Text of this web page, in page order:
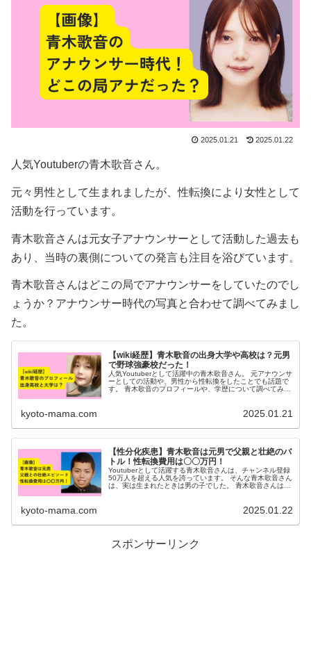
2025.01.21 2025.01.22
人気Youtuberの青木歌音さん。
元々男性として生まれましたが、性転換により女性として
活動を行っています。
青木歌音さんは元女子アナウンサーとして活動した過去も
あり、当時の裏側についての発言も注目を浴びています。
青木歌音さんはどこの局でアナウンサーをしていたのでし
ょうか？アナウンサー時代の写真と合わせて調べてみまし
た。
【wiki経歴】青木歌音の出身大学や高校は？元男
で野球強豪校だった！
人気Youtuberとして活躍中の青木歌音さん。 元アナウンサ
ーとしての活動や、男性から性転換をしたことでも話題で
す。 青木歌音のプロフィールや、学歴について調べてみま
kyoto-mama.com 2025.01.21
【性分化疾患】青木歌音は元男で父親と壮絶のバ
トル！性転換費用は〇〇万円！
Youtuberとして活躍する青木歌音さんは、チャンネル登録
50万人を超える人気を誇っています。 そんな青木歌音さん
は、実は生まれたときは男の子でした。 青木歌音さんは、
kyoto-mama.com 2025.01.22
スポンサーリンク